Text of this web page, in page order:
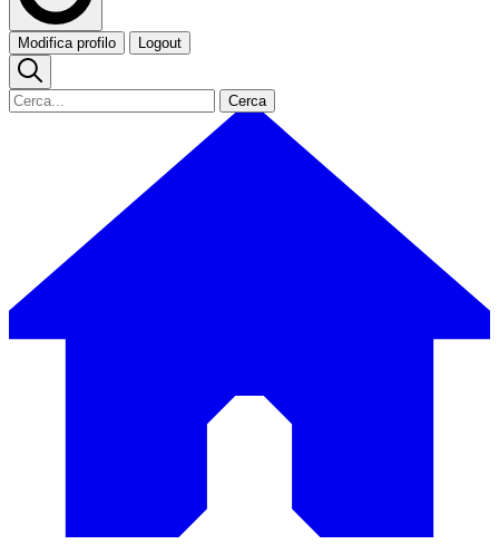
Modifica profilo Logout
Cerca